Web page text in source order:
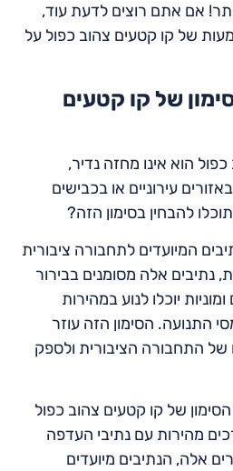
אם אתם רוצים לדעת עוד,
של קו קטעים צהוב כפול על
של קו קטעים
הוא אינו מחזה נדיר,
עירוניים או בכבישים
להבחין בסימון הזה?
המיועדים לתחבורה ציבורית
נתיבים אלה מסומנים בבירור
יוכלו לנוע במהירות
התנועה. הסימון הזה עוזר
של התחבורה הציבורית ולספק
של קו קטעים צהוב כפול
מהירות עם נתיבי העדפה
אלה, הנתיבים מיועדים